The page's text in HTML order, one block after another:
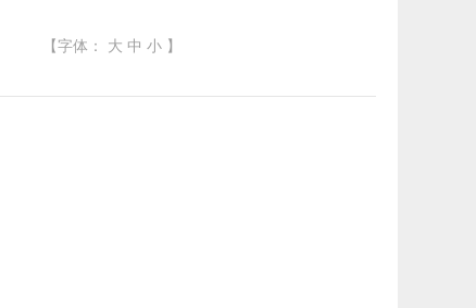
【字体： 大 中 小 】